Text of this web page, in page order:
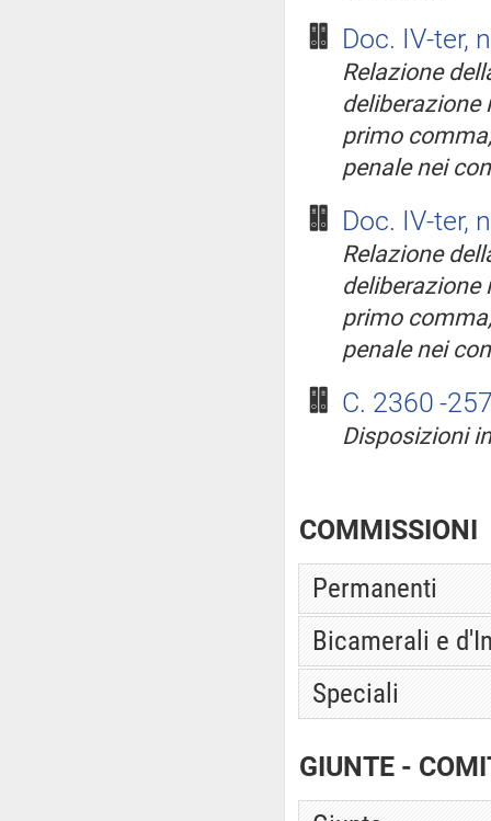
Doc. IV-ter,
Relazione
deliberazione
primo
penale nei
Doc. IV-ter,
Relazione
deliberazione
primo
penale nei
C. 2360 -
Disposizioni
COMMISSIONI
Permanenti
Bicamerali e
Speciali
GIUNTE -